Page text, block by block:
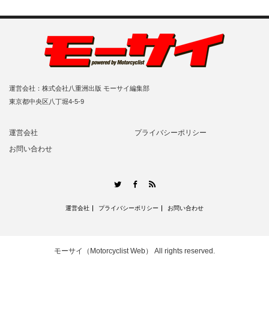
運営会社：株式会社八重洲出版 モーサイ編集部
東京都中央区八丁堀4-5-9
運営会社
プライバシーポリシー
お問い合わせ
TwitterFacebook
運営会社 プライバシーポリシー お問い合わせ
モーサイ（Motorcyclist Web） All rights reserved.